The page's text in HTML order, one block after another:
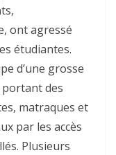
ont agressé
étudiantes.
d’une grosse
portant des
matraques et
par les accès
Plusieurs